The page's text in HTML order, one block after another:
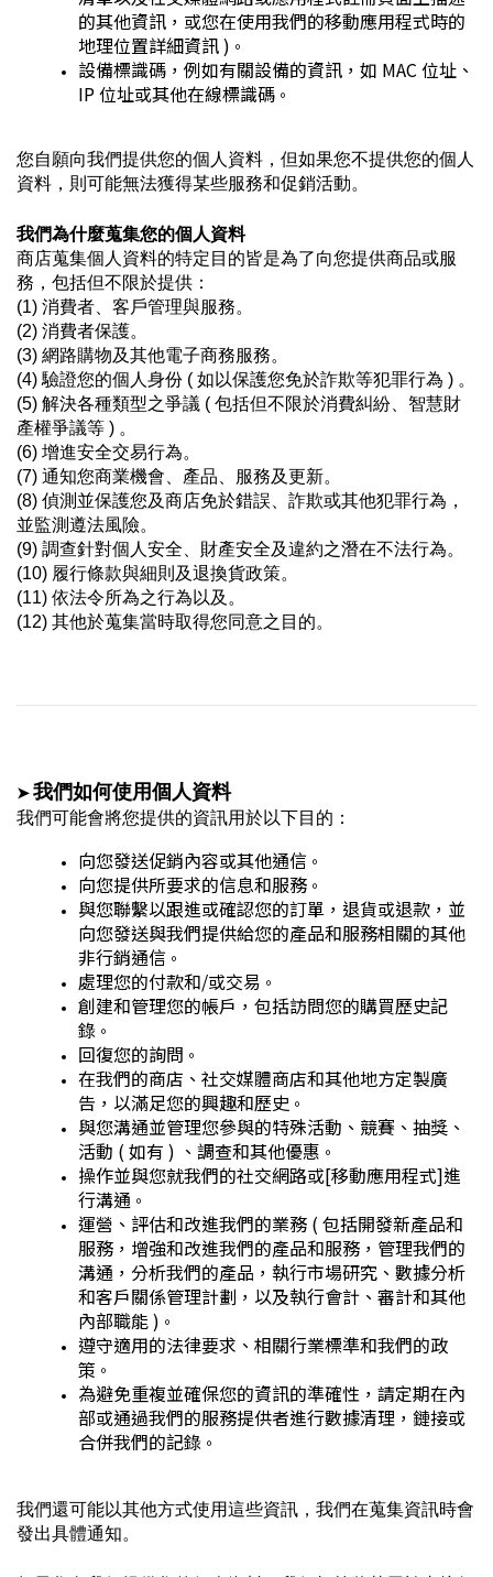
的其他資訊，或您在使用我們的移動應用程式時的
地理位置詳細資訊 ) 。
設備標識碼，例如有關設備的資訊，如 MAC 位址、
IP 位址或其他在線標識碼 。
您自願向我們提供您的個人資料，但如果您不提供您的個人
資料，則可能無法獲得某些服務和促銷活動。
我們為什麼蒐集您的個人資料
商店蒐集個人資料的特定目的皆是為了向您提供商品或服
務，包括但不限於提供：
(1) 消費者、客戶管理與服務。
(2) 消費者保護。
(3) 網路購物及其他電子商務服務。
(4) 驗證您的個人身份 ( 如以保護您免於詐欺等犯罪行為 ) 。
(5) 解決各種類型之爭議 ( 包括但不限於消費糾紛、智慧財
產權爭議等 ) 。
(6) 增進安全交易行為。
(7) 通知您商業機會、產品、服務及更新。
(8) 偵測並保護您及商店免於錯誤、詐欺或其他犯罪行為，
並監測遵法風險。
(9) 調查針對個人安全、財產安全及違約之潛在不法行為。
(10) 履行條款與細則及退換貨政策。
(11) 依法令所為之行為 以及 。
(12) 其他於蒐集當時取得您同意之目的。
➤我們如何使用個人資料
我們可能會將您提供的資訊用於以下目的：
向您發送促銷內容或其他通信 。
向您提供所要求的信息和服務 。
與您聯繫以跟進或確認您的訂單，退貨或退款，並
向您發送與我們提供給您的產品和服務相關的其他
非行銷通信 。
處理您的付款和/或交易 。
創建和管理您的帳戶，包括訪問您的購買歷史記
錄 。
回復您的詢問 。
在我們的商店、社交媒體商店和其他地方定製廣
告，以滿足您的興趣和歷史 。
與您溝通並管理您參與的特殊活動、競賽、抽獎、
活動 ( 如有 ) 、調查和其他優惠 。
操作並與您就我們的社交網路或[移動應用程式]進
行溝通 。
運營、評估和改進我們的業務 ( 包括開發新產品和
服務，增強和改進我們的產品和服務，管理我們的
溝通，分析我們的產品，執行市場研究、數據分析
和客戶關係管理計劃，以及執行會計、審計和其他
內部職能 ) 。
遵守適用的法律要求、相關行業標準和我們的政
策 。
為避免重複並確保您的資訊的準確性，請定期在內
部或通過我們的服務提供者進行數據清理，鏈接或
合併我們的記錄 。
我們還可能以其他方式使用這些資訊，我們在蒐集資訊時會
發出具體通知。